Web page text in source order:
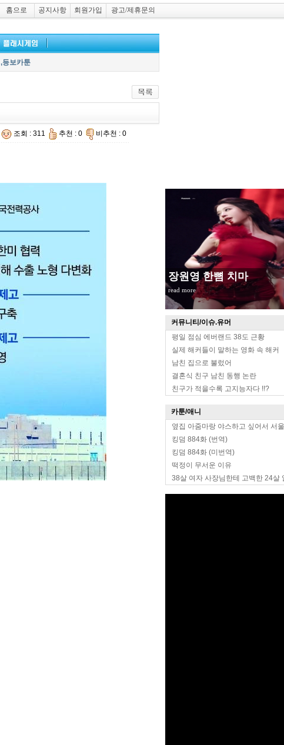
홈으로 공지사항 회원가입 광고/제휴문의
장원영 한뼘 치마
read more
커뮤니티/이슈.유머
평일 점심 에버랜드 38도 근황
실제 해커들이 말하는 영화 속 해커
남친 집으로 불렀어
결혼식 친구 남친 동행 논란
친구가 적을수록 고지능자다 !!?
카툰/애니
옆집 아줌마랑 야스하고 싶어서 서
킹덤 884화 (번역)
킹덤 884화 (미번역)
떡정이 무서운 이유
38살 여자 사장님한테 고백한 24살
,등보카툰
조회 : 311 추천 : 0 비추천 : 0